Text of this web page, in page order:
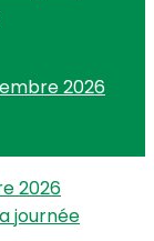
2026
2026
journée